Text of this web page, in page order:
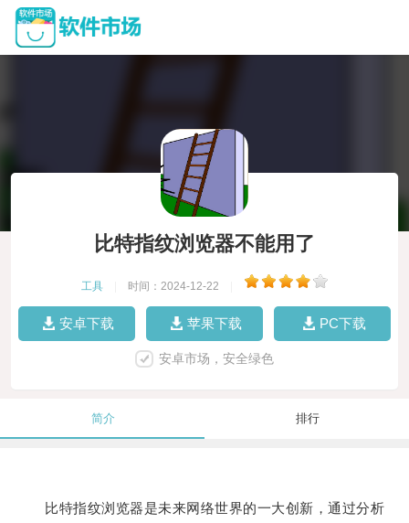
比特指纹浏览器不能用了
工具 时间：2024-12-22
安卓下载 苹果下载 PC下载
安卓市场，安全绿色
简介 排行
比特指纹浏览器是未来网络世界的一大创新，通过分析